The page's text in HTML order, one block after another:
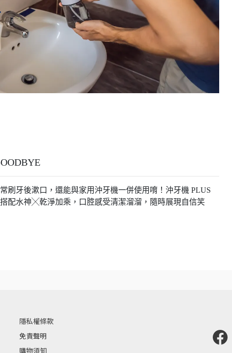
刷牙後漱口，還能與家用沖牙機一併使用唷！沖牙機 PLUS
配水神╳乾淨加乘，口腔感受清潔溜溜，隨時展現自信笑
隱私權條款
免責聲明
購物須知